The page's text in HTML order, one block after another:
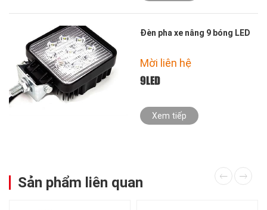
Đèn pha xe nâng 9 bóng LED
Mời liên hệ
9LED
Xem tiếp
Sản phẩm liên quan